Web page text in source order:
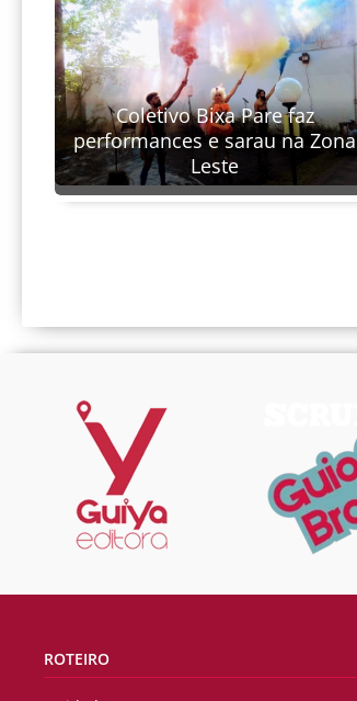
Coletivo Bixa Pare faz
performances e sarau na Zona
Leste
ROTEIRO